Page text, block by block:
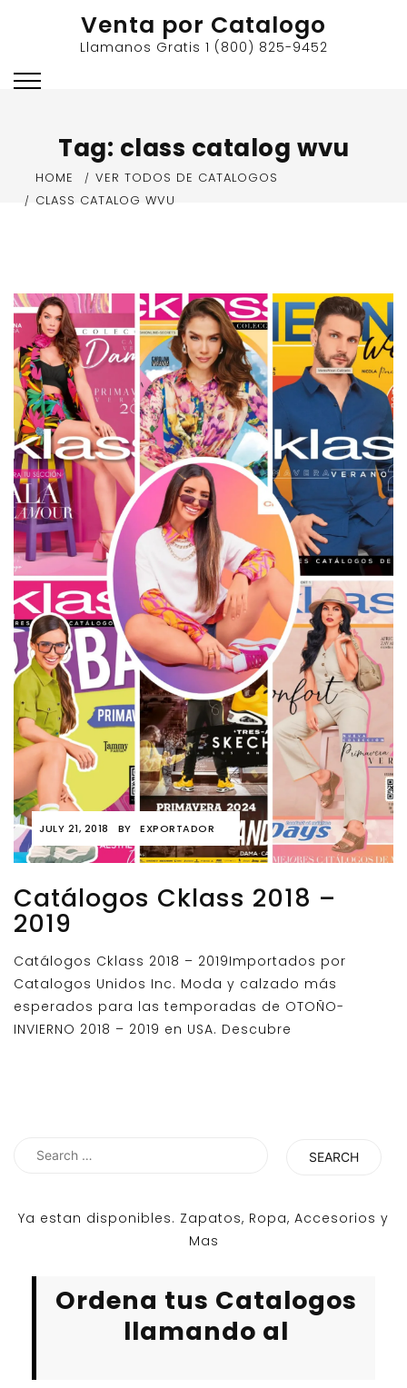
Venta por Catalogo
Llamanos Gratis 1 (800) 825-9452
Tag: class catalog wvu
HOME
VER TODOS DE CATALOGOS
CLASS CATALOG WVU
JULY 21, 2018 BY EXPORTADOR
Catálogos Cklass 2018 –
2019
Catálogos Cklass 2018 – 2019Importados por
Catalogos Unidos Inc. Moda y calzado más
esperados para las temporadas de OTOÑO-
INVIERNO 2018 – 2019 en USA. Descubre
Search
Ya estan disponibles. Zapatos, Ropa, Accesorios y
Mas
Ordena tus Catalogos
llamando al